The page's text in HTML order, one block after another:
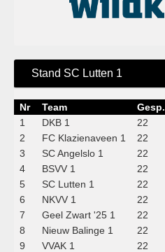
Stand SC Lutten 1
Nr Team Gesp.
1
DKB 1 22
2
FC Klazienaveen 1 22
3
SC Angelslo 1 22
4
BSVV 1 22
5
SC Lutten 1 22
6
NKVV 1 22
7
Geel Zwart '25 1 22
8
Nieuw Balinge 1 22
9
VVAK 1 22